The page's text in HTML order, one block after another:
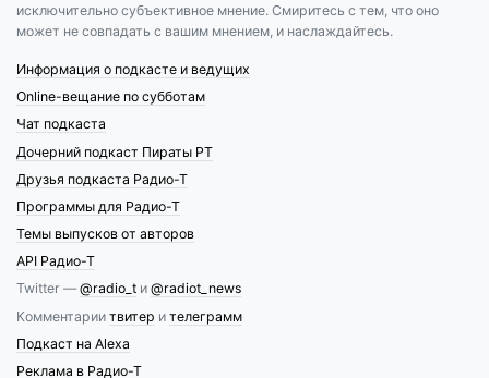
исключительно субъективное мнение. Смиритесь с тем, что оно
может не совпадать с вашим мнением, и наслаждайтесь.
Информация о подкасте и ведущих
Online-вещание по субботам
Чат подкаста
Дочерний подкаст Пираты РТ
Друзья подкаста Радио-Т
Программы для Радио-Т
Темы выпусков от авторов
API Радио-Т
Twitter —@radio_t и @radiot_news
Комментарии твитер и телеграмм
Подкаст на Alexa
Реклама в Радио-Т